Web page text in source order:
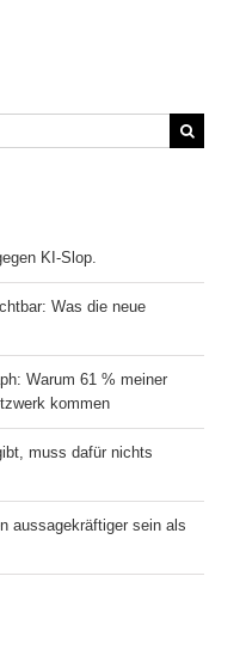
KI-Slop.
Was die neue
Warum 61 % meiner
kommen
muss dafür nichts
aussagekräftiger sein als